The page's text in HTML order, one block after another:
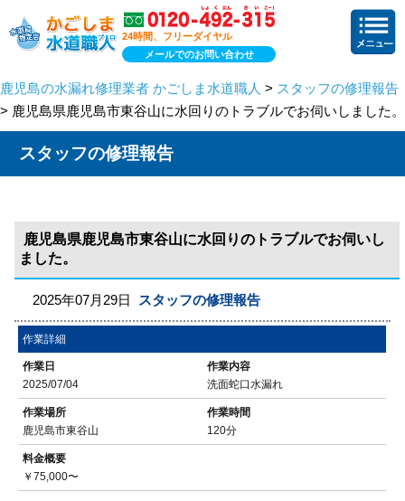
24時間、フリーダイヤル
メールでのお問い合わせ
鹿児島の水漏れ修理業者 かごしま水道職人 > スタッフの修理報告
> 鹿児島県鹿児島市東谷山に水回りのトラブルでお伺いしました。
スタッフの修理報告
鹿児島県鹿児島市東谷山に水回りのトラブルでお伺いし
ました。
2025年07月29日 スタッフの修理報告
作業詳細
作業日
2025/07/04
作業内容
洗面蛇口水漏れ
作業場所
鹿児島市東谷山
作業時間
120分
料金概要
￥75,000〜